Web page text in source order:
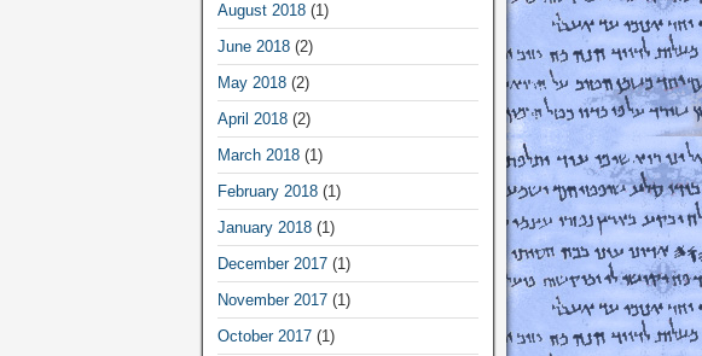
August 2018(1)
June 2018(2)
May 2018(2)
April 2018(2)
March 2018(1)
February 2018(1)
January 2018(1)
December 2017(1)
November 2017(1)
October 2017(1)